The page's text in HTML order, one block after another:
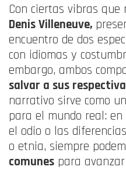
Con ciertas vibras que
Denis Villeneuve,
encuentro de dos
con idiomas y
embargo, ambos
salvar a sus
narrativo sirve como
para el mundo real:
el odio o las
o etnia, siempre
comunes para